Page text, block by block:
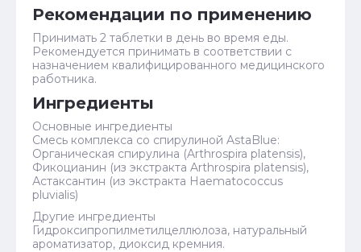
Рекомендации по применению
Принимать 2 таблетки в день во время еды.
Рекомендуется принимать в соответствии с
назначением квалифицированного медицинского
работника.
Ингредиенты
Основные ингредиенты
Смесь комплекса со спирулиной AstaBlue:
Органическая спирулина (Arthrospira platensis),
Фикоцианин (из экстракта Arthrospira platensis),
Астаксантин (из экстракта Haematococcus
pluvialis)
Другие ингредиенты
Гидроксипропилметилцеллюлоза, натуральный
ароматизатор, диоксид кремния.